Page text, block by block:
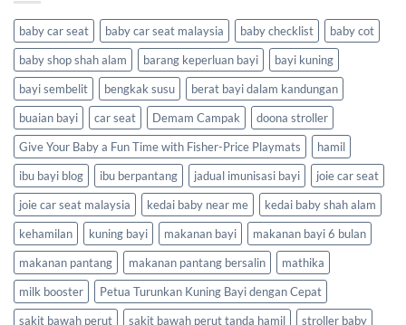
baby car seat baby car seat malaysia baby checklist
baby cot
baby shop shah alam
barang keperluan bayi
bayi kuning
bayi sembelit
bengkak susu
berat bayi dalam kandungan
buaian bayi
car seat Demam Campak
doona stroller
Give Your Baby a Fun Time with Fisher-Price Playmats
hamil
ibu bayi blog
ibu berpantang jadual imunisasi bayi
joie car seat
joie car seat malaysia
kedai baby near me
kedai baby shah alam
kehamilan
kuning bayi makanan bayi
makanan bayi 6 bulan
makanan pantang
makanan pantang bersalin
mathika
milk booster
Petua Turunkan Kuning Bayi dengan Cepat
sakit bawah perut
sakit bawah perut tanda hamil stroller baby